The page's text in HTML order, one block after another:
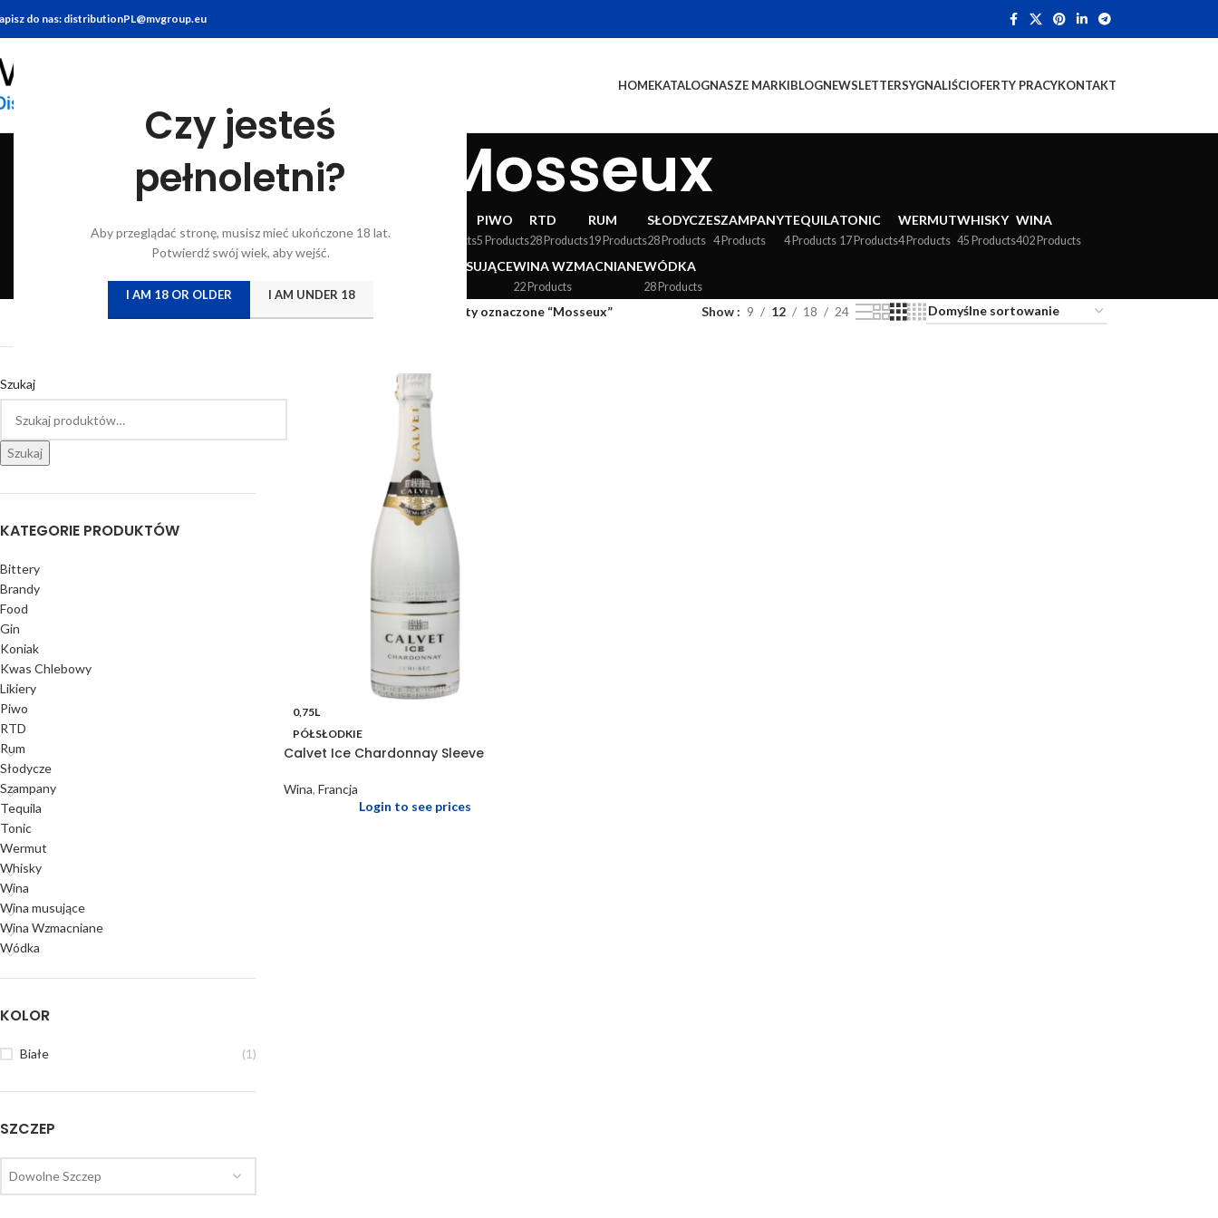
Czy jesteś
pełnoletni?
Aby przeglądać stronę, musisz mieć ukończone 18 lat.
Potwierdź swój wiek, aby wejść.
I AM 18 OR OLDER I AM UNDER 18
do nas: distributionPL@mvgroup.eu
HOMEKATALOGNASZE MARKIBLOGNEWSLETTERSYGNALIŚCIOFERTY PRACYKONTAKT
Mosseux
7 Products10 Products22 Products7 Products5 Products 24 Products
PIWO
5 Products
RTD
28 Products
RUM
19 Products
SŁODYCZE
28 Products
SZAMPANY
4 Products
TEQUILA
4 Products
TONIC
17 Products
WERMUT
4 Products
WHISKY
45 Products
WINA
402 Products
WINA MUSUJĄCEWINA WZMACNIANE
22 Products
WÓDKA
28 Products
Szukaj
Szukaj
KATEGORIE PRODUKTÓW
Bittery
Brandy
Food
Gin
Koniak
Kwas Chlebowy
Likiery
Piwo
RTD
Rum
Słodycze
Szampany
Tequila
Tonic
Wermut
Whisky
Wina
Wina musujące
Wina Wzmacniane
Wódka
KOLOR
Białe (1)
SZCZEP
Dowolne Szczep
Produkty oznaczone “Mosseux” Show 9 12 18 24
0,75L
PÓŁSŁODKIE
Calvet Ice Chardonnay Sleeve
Wina, Francja
Login to see prices